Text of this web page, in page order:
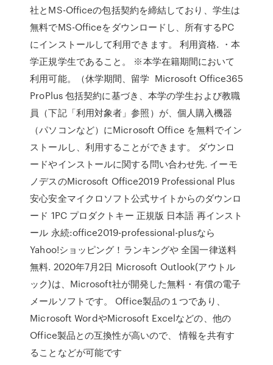
社とMS-Officeの包括契約を締結しており、学生は
無料でMS-Officeをダウンロードし、所有するPC
にインストールして利用できます。 利用資格. ・本
学正規学生であること。 ※本学在籍期間において
利用可能。（休学期間、留学 Microsoft Office365
ProPlus 包括契約に基づき、本学の学生および教職
員（下記「利用対象者」参照）が、個人購入機器
（パソコンなど）にMicrosoft Office を無料でイン
ストールし、利用することができます。 ダウンロ
ードやインストールに関する問い合わせ先. イーモ
ノデスのMicrosoft Office2019 Professional Plus
安心安全マイクロソフト公式サイトからのダウンロ
ード 1PC プロダクトキー 正規版 日本語 再インスト
ール 永続:office2019-professional-plusなら
Yahoo!ショッピング！ランキングや 全国一律送料
無料. 2020年7月2日 Microsoft Outlook(アウトル
ック)は、Microsoft社が開発した無料・有償の電子
メールソフトです。 Office製品の１つであり、
Microsoft WordやMicrosoft Excelなどの、他の
Office製品との互換性が高いので、 情報を共有す
ることなどが可能です